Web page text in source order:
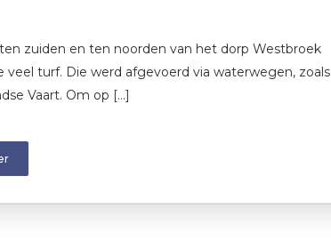
zuiden en ten noorden van het dorp Westbroek
veel turf. Die werd afgevoerd via waterwegen, zoals
Vaart. Om op […]